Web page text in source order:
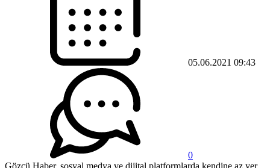
05.06.2021 09:43
0
Gözcü Haber, sosyal medya ve dijital platformlarda kendine az yer